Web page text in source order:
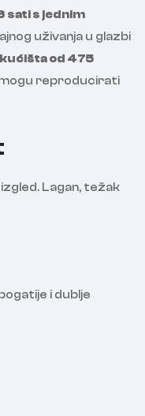
sati s jednim
uživanja u glazbi
od 475
reproducirati
Lagan, težak
i dublje